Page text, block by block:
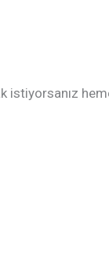
istiyorsanız